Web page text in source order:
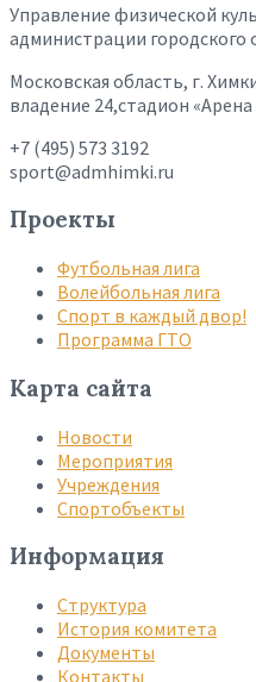
Управление физической
администрации городского
Московская область, г.
владение 24,стадион
+7 (495) 573 3192
sport@admhimki.ru
Проекты
Футбольная лига
Волейбольная лига
Спорт в каждый двор!
Программа ГТО
Карта сайта
Новости
Мероприятия
Учреждения
Спортобъекты
Информация
Структура
История комитета
Документы
Контакты